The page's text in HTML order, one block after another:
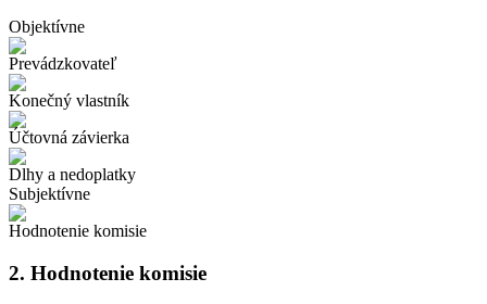
Objektívne
Prevádzkovateľ
Konečný vlastník
Účtovná závierka
Dlhy a nedoplatky
Subjektívne
Hodnotenie komisie
2. Hodnotenie komisie